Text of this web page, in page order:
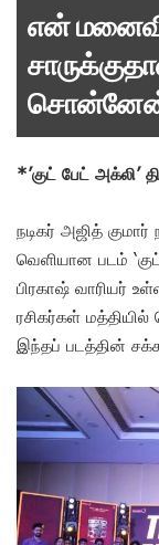
என்
சொன்னேன்
*’குட் பேட் அக்லி’
நடிகர் அஜித்
வெளியான படம்
பிரகாஷ் வாரியர்
ரசிகர்கள்
இந்தப் படத்தின்